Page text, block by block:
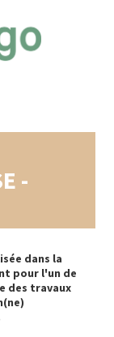
-
dans la
pour l'un de
des travaux